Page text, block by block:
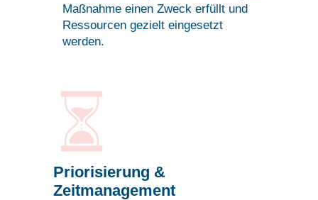
Maßnahme einen Zweck erfüllt und
Ressourcen gezielt eingesetzt
werden.
Priorisierung &
Zeitmanagement